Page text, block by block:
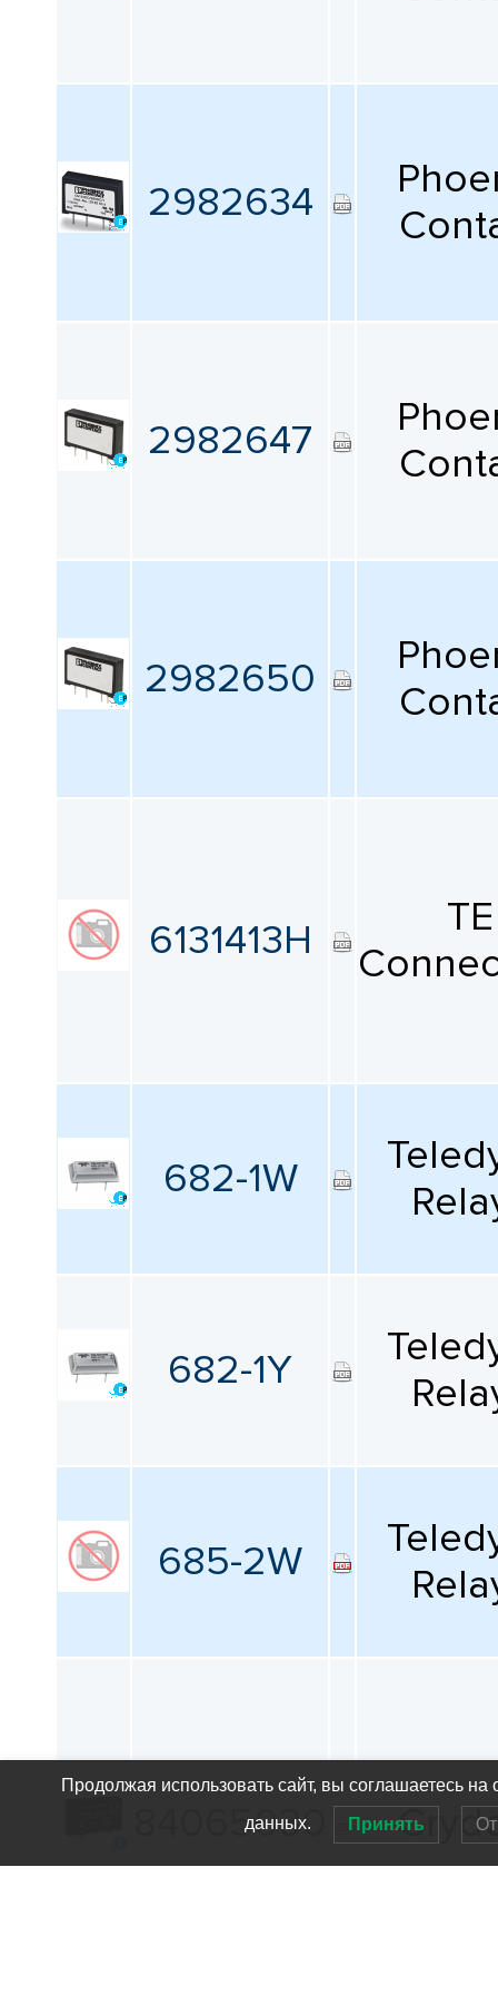
2982634
2982647
2982650
6131413H
TE
682-1W
682-1Y
685-2W
84065030
Продолжая использовать сайт, вы соглашаетесь
данных. Принять